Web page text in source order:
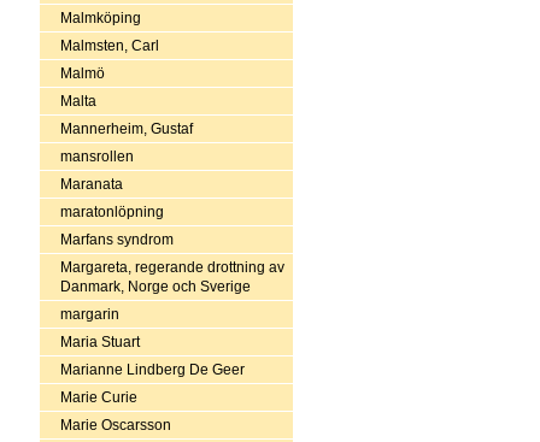
Malmköping
Malmsten, Carl
Malmö
Malta
Mannerheim, Gustaf
mansrollen
Maranata
maratonlöpning
Marfans syndrom
Margareta, regerande drottning av
Danmark, Norge och Sverige
margarin
Maria Stuart
Marianne Lindberg De Geer
Marie Curie
Marie Oscarsson